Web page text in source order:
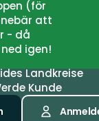
(för
att
- då
igen!
Landkreise
Kunde